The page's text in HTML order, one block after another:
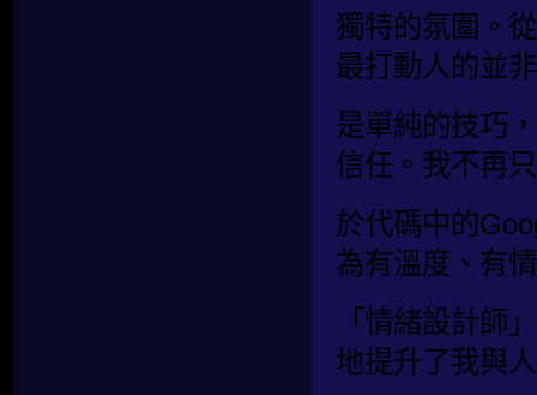
獨特的氛圍。
最打動人的並
是單純的技巧
信任。我不再
於代碼中的
為有溫度、有
「情緒設計師
地提升了我與